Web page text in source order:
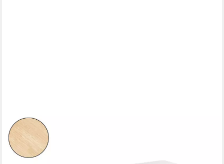
AMBINESS
Schreibtisch Höhenverstellbar FlexxPro, 6 Varianten,
Durchgehende Arbeitsplatte (Höhenverstellung von 72-119 cm,
Inkl. LED-Bedienfeld & Kabeldurchführung), elektrisch stufenlos